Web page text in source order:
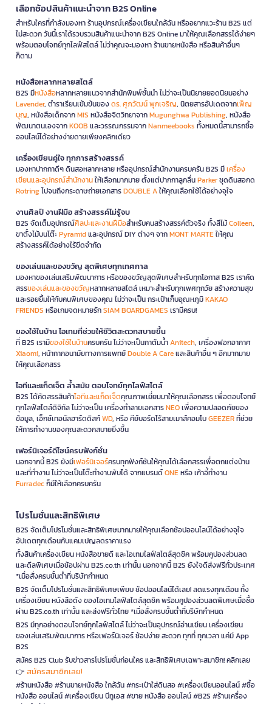
เลือกช้อปสินค้าแนะนำจาก B2S Online
สำหรับใครที่กำลังมองหา ร้านอุปกรณ์เครื่องเขียนใกล้ฉัน หรืออยากแวะร้าน B2S แต่
ไม่สะดวก วันนี้เราได้รวบรวมสินค้าแนะนำจาก B2S Online มาให้คุณเลือกสรรได้ง่ายๆ
พร้อมตอบโจทย์ทุกไลฟ์สไตล์ ไม่ว่าคุณจะมองหา ร้านขายหนังสือ หรือสินค้าอื่นๆ
ก็ตาม
หนังสือหลากหลายสไตล์
B2S มีหนังสือหลากหลายแนวจากสำนักพิมพ์ชั้นนำ ไม่ว่าจะเป็นนิยายยอดนิยมอย่าง
Lavender, ตำราเรียนเข้มข้นของดร. ศุภวัฒน์ พุกเจริญ, นิตยสารอัปเดตจากเพ็ญ
บุญ, หนังสือเด็กจากMIS หนังสือจิตวิทยาจากMugunghwa Publishing, หนังสือ
พัฒนาตนเองจากKOOB และวรรณกรรมจากNanmeebooks ทั้งหมดนี้สามารถซื้อ
ออนไลน์ได้อย่างง่ายดายเพียงคลิกเดียว
เครื่องเขียนคู่ใจ ทุกการสร้างสรรค์
มองหาปากกาดีๆ ดินสอหลากหลาย หรืออุปกรณ์สำนักงานครบครัน B2S มีเครื่อง
เขียนและอุปกรณ์สำนักงานให้เลือกมากมาย ตั้งแต่ปากกาลูกลื่นParkerชุดดินสอกด
Rotringไปจนถึงกระดาษถ่ายเอกสารDOUBLE Aให้คุณเลือกใช้ได้อย่างจุใจ
งานศิลป์ งานฝีมือ สร้างสรรค์ไม่รู้จบ
B2S จัดเต็มอุปกรณ์ศิลปะและงานฝีมือสำหรับคนสร้างสรรค์ตัวจริง ทั้งสีไม้Colleen,
ขาตั้งไม้บนโต๊ะPyramidและอุปกรณ์ DIY ต่างๆ จากMONT MARTEให้คุณ
สร้างสรรค์ได้อย่างไร้ขีดจำกัด
ของเล่นและของขวัญ สุดพิเศษทุกเทศกาล
มองหาของเล่นเสริมพัฒนาการ หรือของขวัญสุดพิเศษสำหรับทุกโอกาส B2S เราคัด
สรรของเล่นและของขวัญหลากหลายสไตล์ เหมาะสำหรับทุกเพศทุกวัย สร้างความสุข
และรอยยิ้มให้กับคนพิเศษของคุณ ไม่ว่าจะเป็น กระเป๋าเก็บอุณหภูมิKAKAO
FRIENDS หรือเกมจดหมายรักSIAM BOARDGAMES เรามีครบ!
ของใช้ในบ้าน ไอเทมที่ช่วยให้ชีวิตสะดวกสบายขึ้น
ที่ B2S เรามีของใช้ในบ้านครบครัน ไม่ว่าจะเป็นกาต้มน้ำAnitech, เครื่องฟอกอากาศ
Xiaomi, หน้ากากอนามัยทางการแพทย์Double A Careและสินค้าอื่น ๆ อีกมากมาย
ให้คุณเลือกสรร
ไอทีและแก็ดเจ็ต ล้ำสมัย ตอบโจทย์ทุกไลฟ์สไตล์
B2S ได้คัดสรรสินค้าไอทีและแก็ดเจ็ตคุณภาพเยี่ยมมาให้คุณเลือกสรร เพื่อตอบโจทย์
ทุกไลฟ์สไตล์ดิจิทัล ไม่ว่าจะเป็น เครื่องทำลายเอกสารNEOเพื่อความปลอดภัยของ
ข้อมูล, เอ็กซ์เทอนัลฮาร์ดดิสก์WD, หรือ คีย์บอร์ดไร้สายเมาส์คอมโบGEEZERที่ช่วย
ให้การทำงานของคุณสะดวกสบายยิ่งขึ้น
เฟอร์นิเจอร์ดีไซน์ครบฟังก์ชั่น
นอกจากนี้ B2S ยังมีเฟอร์นิเจอร์ครบทุกฟังก์ชันให้คุณได้เลือกสรรเพื่อตกแต่งบ้าน
และที่ทำงาน ไม่ว่าจะเป็นโต๊ะทำงานพับได้ จากแบรนด์ONEหรือ เก้าอี้ทำงาน
Furradecก็มีให้เลือกครบครัน
โปรโมชั่นและสิทธิพิเศษ
B2S จัดเต็มโปรโมชั่นและสิทธิพิเศษมากมายให้คุณเลือกช้อปออนไลน์ได้อย่างจุใจ
อัปเดตทุกเดือนกับแคมเปญลดราคาแรง
ทั้งสินค้าเครื่องเขียน หนังสือขายดี และไอเทมไลฟ์สไตล์สุดชิค พร้อมคูปองส่วนลด
และดีลพิเศษเมื่อช้อปผ่าน B2S.co.th เท่านั้น นอกจากนี้ B2S ยังใจดีส่งฟรีทั่วประเทศ
*เมื่อสั่งครบขั้นต่ำที่บริษัทกำหนด
B2S จัดเต็มโปรโมชั่นและสิทธิพิเศษเพียบ ช้อปออนไลน์ได้เลย! ลดแรงทุกเดือน ทั้ง
เครื่องเขียน หนังสือดัง ของไอเทมไลฟ์สไตล์สุดชิค พร้อมคูปองส่วนลดพิเศษเมื่อซื้อ
ผ่าน B2S.co.th เท่านั้น และส่งฟรีทั่วไทย *เมื่อสั่งครบขั้นต่ำที่บริษัทกำหนด
B2S มีทุกอย่างตอบโจทย์ทุกไลฟ์สไตล์ ไม่ว่าจะเป็นอุปกรณ์อ่านเขียน เครื่องเขียน
ของเล่นเสริมพัฒนาการ หรือเฟอร์นิเจอร์ ช้อปง่าย สะดวก ทุกที่ ทุกเวลา แค่มี App
B2S
สมัคร B2S Club รับข่าวสารโปรโมชั่นก่อนใคร และสิทธิพิเศษเฉพาะสมาชิก! คลิกเลย
👉 สมัครสมาชิกเลย!
#ร้านหนังสือ #ร้านขายหนังสือ ใกล้ฉัน #กระเป๋าใส่ดินสอ #เครื่องเขียนออนไลน์ #ซื้อ
หนังสือ ออนไลน์ #เครื่องเขียน บีทูเอส #ขาย หนังสือ ออนไลน์ #B2S #ร้านเครื่อง